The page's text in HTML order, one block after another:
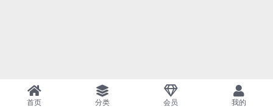
首页 分类 会员 我的